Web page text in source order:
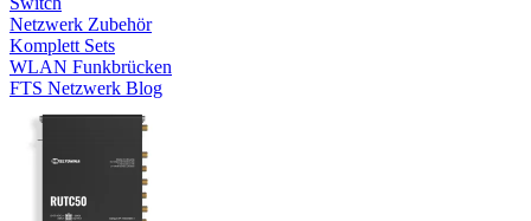
Netzwerk Zubehör
Komplett Sets
WLAN Funkbrücken
FTS Netzwerk Blog